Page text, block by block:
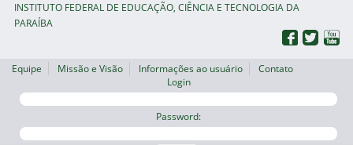
INSTITUTO FEDERAL DE EDUCAÇÃO, CIÊNCIA E TECNOLOGIA DA
PARAÍBA
Equipe Missão e Visão Informações ao usuário
Contato
Login
Password: